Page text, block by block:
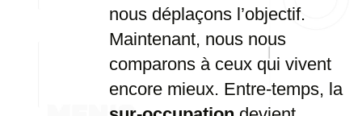
nous déplaçons l’objectif.
Maintenant, nous nous
comparons à ceux qui vivent
encore mieux. Entre-temps, la